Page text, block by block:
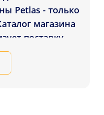
Petlas - только
магазина
поставку
Winter 2
регионов: